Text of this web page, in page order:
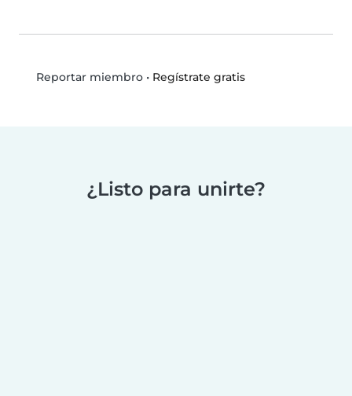
Reportar miembro• Regístrate gratis
¿Listo para unirte?